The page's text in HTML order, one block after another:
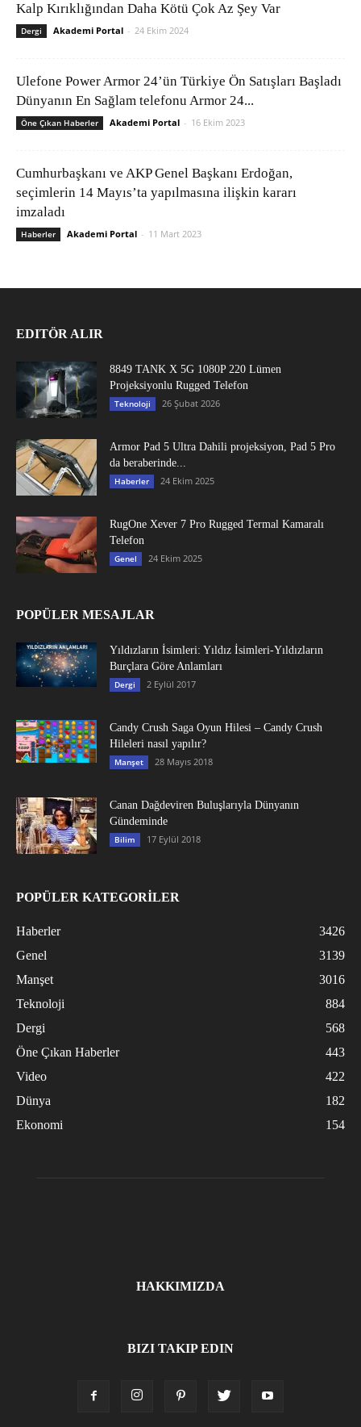
Kalp Kırıklığından Daha Kötü Çok Az Şey Var
Dergi Akademi Portal - 24 Ekim 2024
Ulefone Power Armor 24’ün Türkiye Ön Satışları Başladı
Dünyanın En Sağlam telefonu Armor 24...
Öne Çıkan Haberler Akademi Portal - 16 Ekim 2023
Cumhurbaşkanı ve AKP Genel Başkanı Erdoğan,
seçimlerin 14 Mayıs’ta yapılmasına ilişkin kararı
imzaladı
Haberler Akademi Portal - 11 Mart 2023
EDITÖR ALIR
8849 TANK X 5G 1080P 220 Lümen
Projeksiyonlu Rugged Telefon
Teknoloji 26 Şubat 2026
Armor Pad 5 Ultra Dahili projeksiyon, Pad 5 Pro
da beraberinde...
Haberler 24 Ekim 2025
RugOne Xever 7 Pro Rugged Termal Kamaralı
Telefon
Genel 24 Ekim 2025
POPÜLER MESAJLAR
Yıldızların İsimleri: Yıldız İsimleri-Yıldızların
Burçlara Göre Anlamları
Dergi 2 Eylül 2017
Candy Crush Saga Oyun Hilesi – Candy Crush
Hileleri nasıl yapılır?
Manşet 28 Mayıs 2018
Canan Dağdeviren Buluşlarıyla Dünyanın
Gündeminde
Bilim 17 Eylül 2018
POPÜLER KATEGORİLER
Haberler
3426
Genel
3139
Manşet
3016
Teknoloji
884
Dergi
568
Öne Çıkan Haberler
443
Video
422
Dünya
182
Ekonomi
154
HAKKIMIZDA
BIZI TAKIP EDIN